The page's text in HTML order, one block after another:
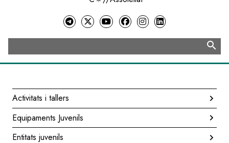
search
Navegació
principal
Activitats i tallers
Equipaments Juvenils
Entitats juvenils